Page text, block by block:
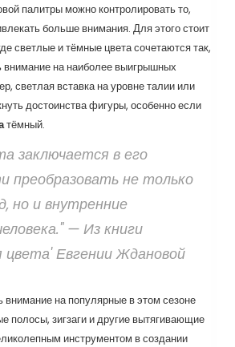
палитры можно контролировать то,
больше внимания. Для этого стоит
светлые и тёмные цвета сочетаются так,
внимание на наиболее выигрышных
светлая вставка на уровне талии или
достоинства фигуры, особенно если
тёмный.
заключается в его
преобразовать не только
но и внутренние
— Из книги
цвета' Евгении Ждановой
внимание на популярные в этом сезоне
полосы, зигзаги и другие вытягивающие
инструментом в создании